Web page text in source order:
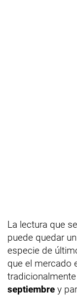
La lectura que
puede quedar
especie de
que el mercado
septiembre y